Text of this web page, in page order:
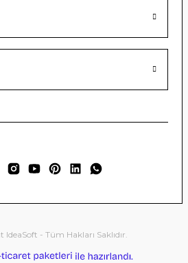
- Tüm Hakları Saklıdır.
e-